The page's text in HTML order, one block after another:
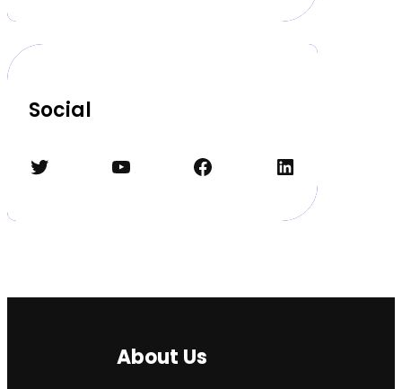
Social
Twitter YouTube Facebook LinkedIn
About Us